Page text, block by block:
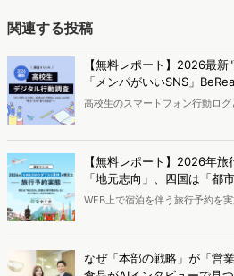
関連する投稿
【無料レポート】2026最
「メンパがいいSNS」
え"から"ありのまま"へ～
高校生のスマートフォン行動ロ
最新の若年層（高校生）におけ
ち、スマートフォンを取り巻く
により高校生のデジタルライフ
す。※資料は記事内の入力フォー
す。
【無料レポート】2026年旅行予
「地元志向」、四国は「都
が浮き彫りに｜ダウンロー
WEB上で宿泊を伴う旅行予約を
旅行出発日の日数差の分析を行
さを背景に、数日間の滞在を伴
えられます。旅行先のトレンド
なぜ「本部の戦略」が「営